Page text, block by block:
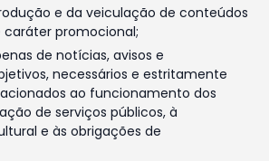
e da veiculação de conteúdos
promocional;
de notícias, avisos e
necessários e estritamente
ao funcionamento dos
de serviços públicos, à
e às obrigações de